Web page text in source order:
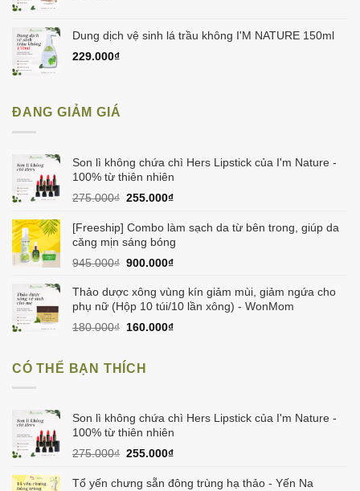
Dung dịch vệ sinh lá trầu không I'M NATURE 150ml
229.000₫
ĐANG GIẢM GIÁ
Son lì không chứa chì Hers Lipstick của I'm Nature -
100% từ thiên nhiên
275.000₫ Giá
là:
275.000₫.
255.000₫Giá
tại
là:
[Freeship] Combo làm sạch da từ bên trong, giúp da
căng mịn sáng bóng
945.000₫ Giá
là:
945.000₫.
900.000₫Giá
tại
là:
Thảo dược xông vùng kín giảm mùi, giảm ngứa cho
phụ nữ (Hộp 10 túi/10 lần xông) - WonMom
180.000₫ Giá
180.000₫.
160.000₫Giá
CÓ THỂ BẠN THÍCH
Son lì không chứa chì Hers Lipstick của I'm Nature -
100% từ thiên nhiên
275.000₫ Giá
là:
255.000₫Giá
tại
Tổ yến chưng sẵn đông trùng hạ thảo - Yến Na